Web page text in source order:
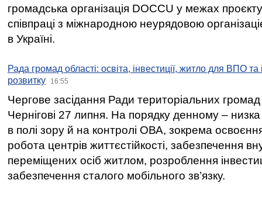
громадська організація DOCCU у межах
співпраці з міжнародною неурядовою
в Україні.
Рада громад області: освіта, інвестиції, житло для ВПО
розвитку
16:55
Чергове засідання Ради територіальних громад
Чернігові 27 липня. На порядку денному –
в полі зору й на контролі ОВА, зокрема освоєння
робота центрів життєстійкості, забезпечення
переміщених осіб житлом, розроблення
забезпечення сталого мобільного зв’язку.